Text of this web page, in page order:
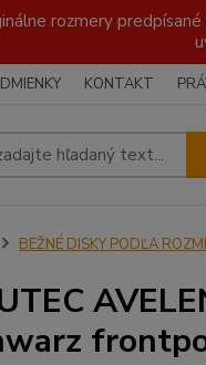
rozmery
KONTAKT
BEŽNÉ DISKY PODĽA